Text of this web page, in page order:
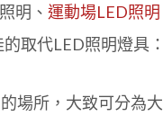
明、 運動場LED照明
取代LED照明燈具
場所，大致可分為